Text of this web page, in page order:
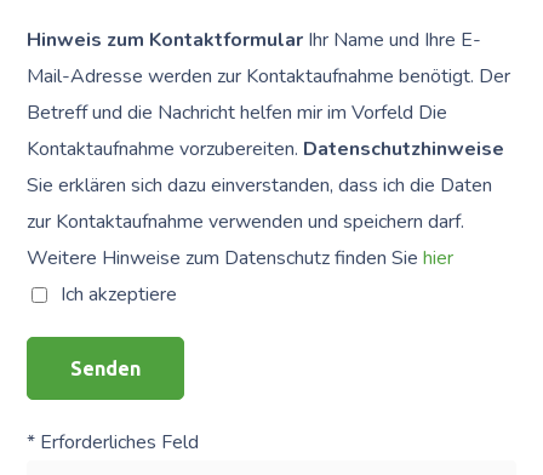
Hinweis zum Kontaktformular Ihr Name und Ihre E-
Mail-Adresse werden zur Kontaktaufnahme benötigt. Der
Betreff und die Nachricht helfen mir im Vorfeld Die
Kontaktaufnahme vorzubereiten. Datenschutzhinweise
Sie erklären sich dazu einverstanden, dass ich die Daten
zur Kontaktaufnahme verwenden und speichern darf.
Weitere Hinweise zum Datenschutz finden Siehier
Ich akzeptiere
* Erforderliches Feld